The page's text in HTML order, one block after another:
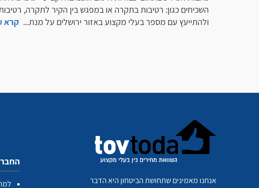
השכיחים כגון: רטיבות בתקרה או במפגש בין הקיר לתקרה,
ולהתייעץ עם מספר בעלי מקצוע באזור ירושלים על מנת... קרא
אנחנו מאמינים שתחושת הביטחון היא הדבר